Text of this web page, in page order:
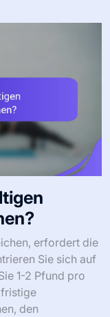
erfordert die
Sie sich auf
1-2 Pfund pro
den